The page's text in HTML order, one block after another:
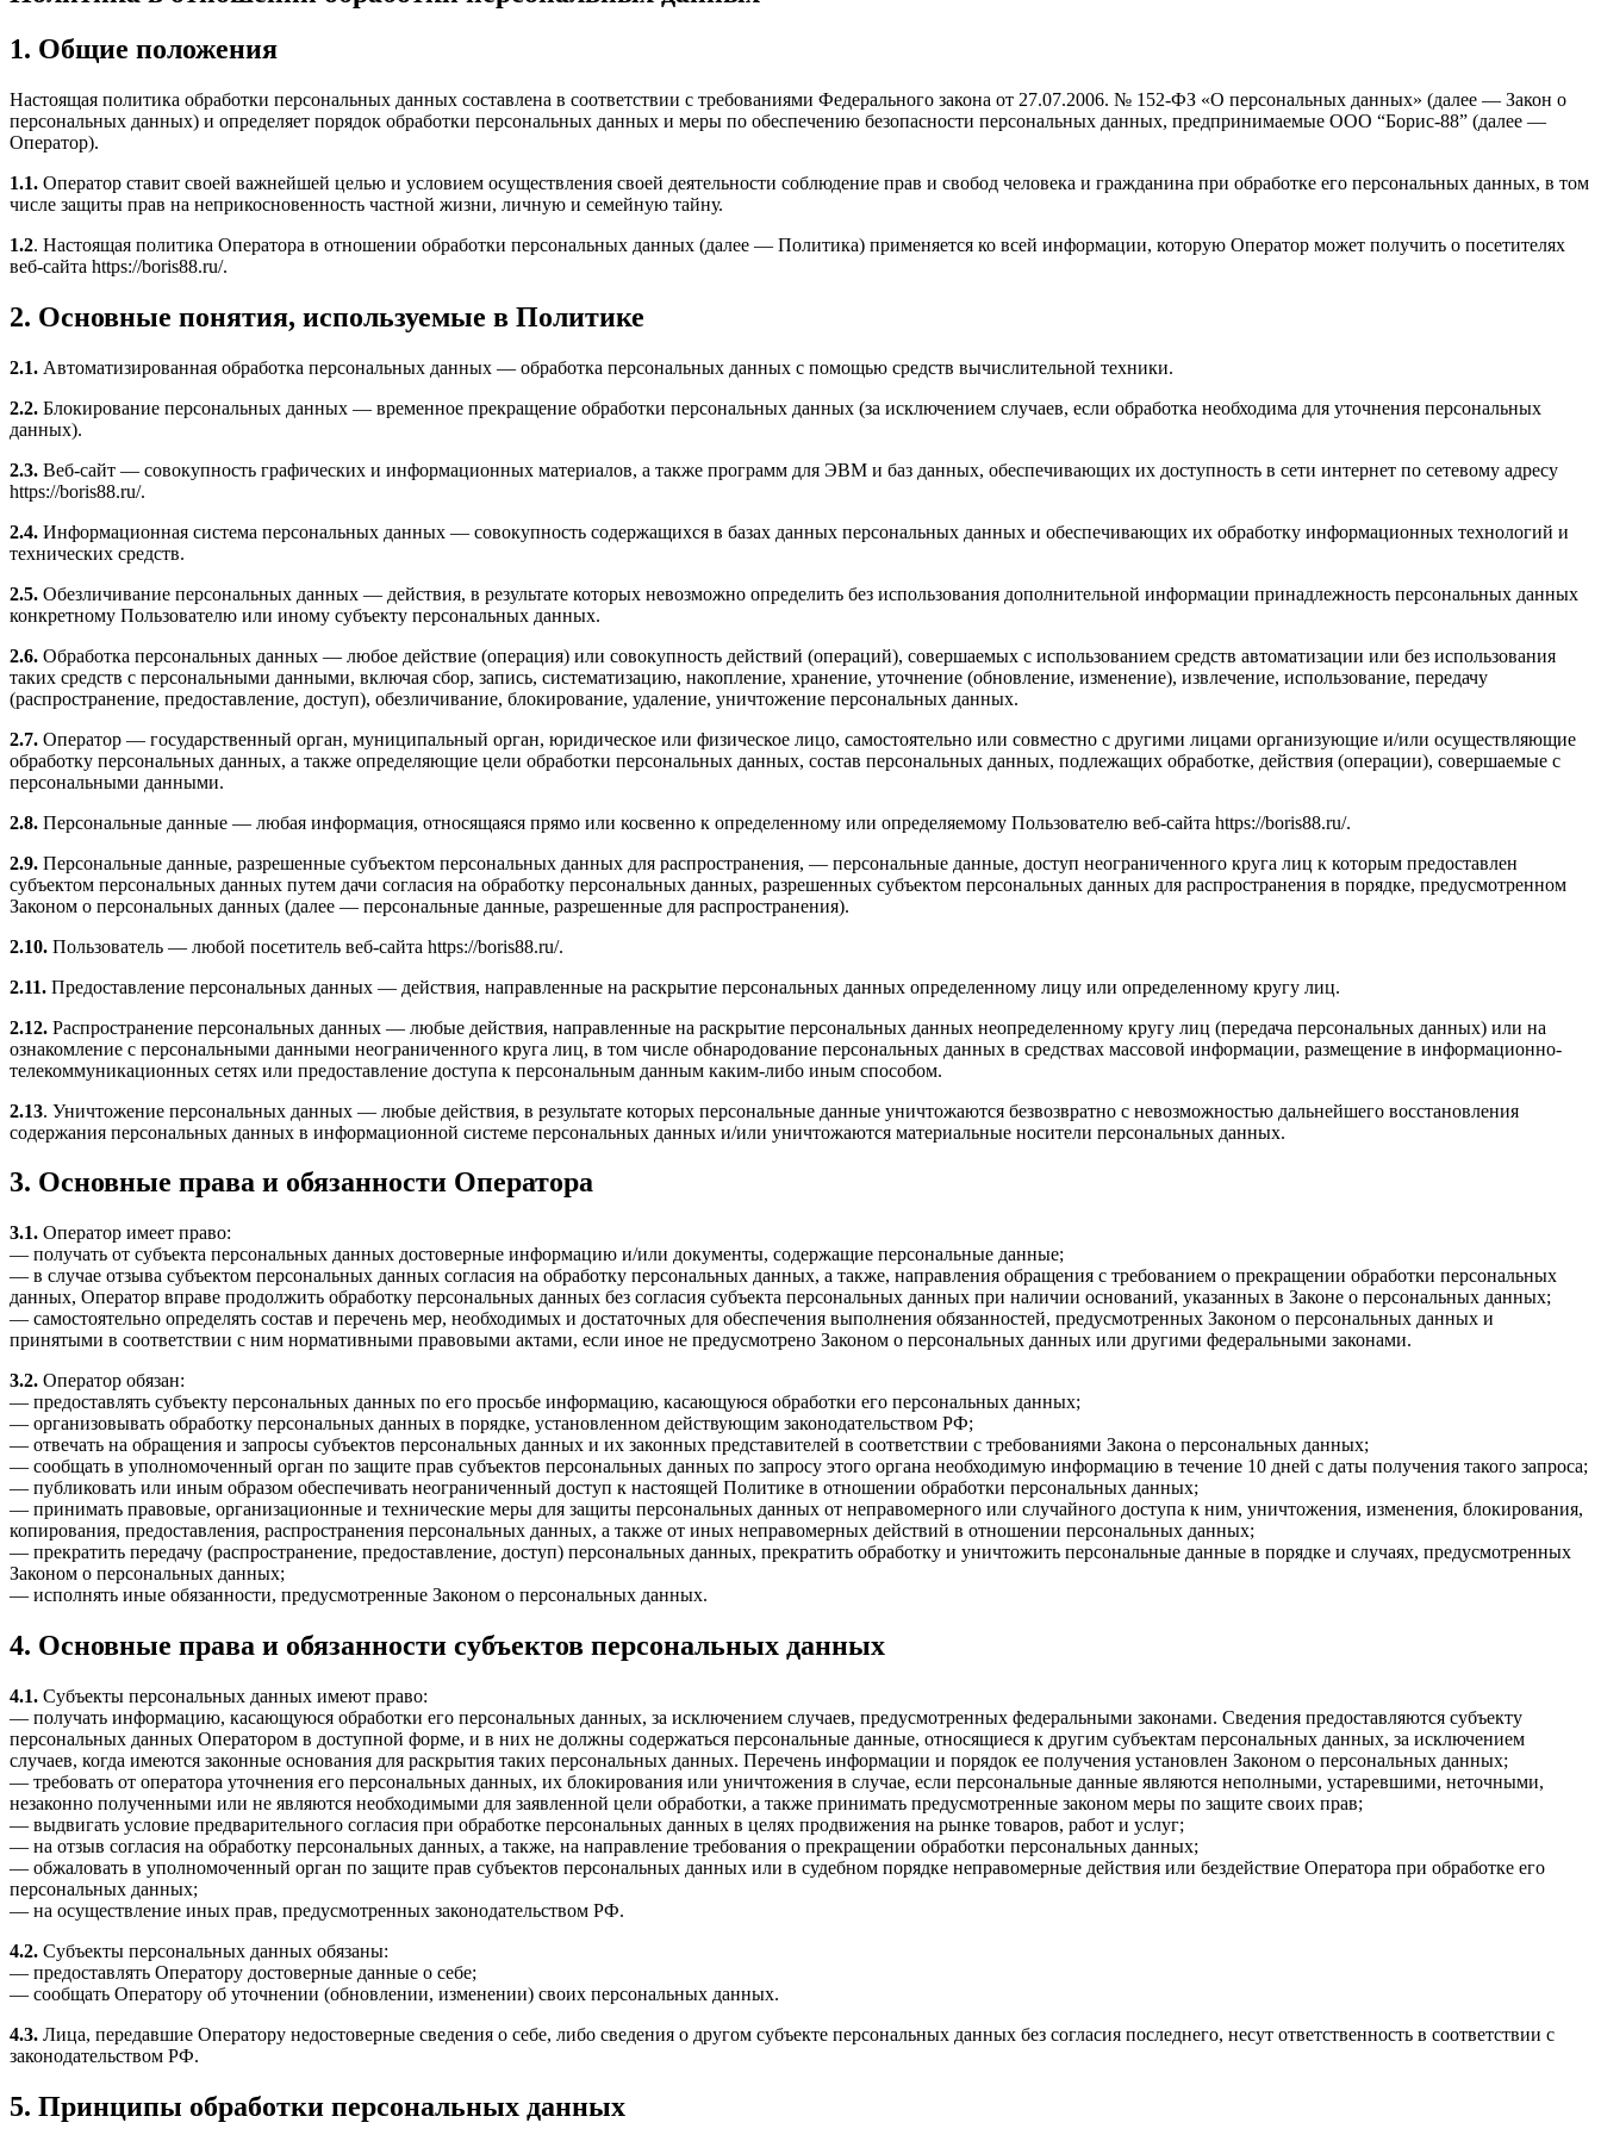
1. Общие положения
Настоящая политика обработки персональных данных составлена в соответствии с требованиями Федерального закона от 27.07.2006. № 152-ФЗ «О персональных данных» (далее — Закон о
персональных данных) и определяет порядок обработки персональных данных и меры по обеспечению безопасности персональных данных, предпринимаемые ООО “Борис-88” (далее —
Оператор).
1.1. Оператор ставит своей важнейшей целью и условием осуществления своей деятельности соблюдение прав и свобод человека и гражданина при обработке его персональных данных, в том
числе защиты прав на неприкосновенность частной жизни, личную и семейную тайну.
1.2. Настоящая политика Оператора в отношении обработки персональных данных (далее — Политика) применяется ко всей информации, которую Оператор может получить о посетителях
веб-сайта https://boris88.ru/.
2. Основные понятия, используемые в Политике
2.1. Автоматизированная обработка персональных данных — обработка персональных данных с помощью средств вычислительной техники.
2.2. Блокирование персональных данных — временное прекращение обработки персональных данных (за исключением случаев, если обработка необходима для уточнения персональных
данных).
2.3. Веб-сайт — совокупность графических и информационных материалов, а также программ для ЭВМ и баз данных, обеспечивающих их доступность в сети интернет по сетевому адресу
https://boris88.ru/.
2.4. Информационная система персональных данных — совокупность содержащихся в базах данных персональных данных и обеспечивающих их обработку информационных технологий и
технических средств.
2.5. Обезличивание персональных данных — действия, в результате которых невозможно определить без использования дополнительной информации принадлежность персональных данных
конкретному Пользователю или иному субъекту персональных данных.
2.6. Обработка персональных данных — любое действие (операция) или совокупность действий (операций), совершаемых с использованием средств автоматизации или без использования
таких средств с персональными данными, включая сбор, запись, систематизацию, накопление, хранение, уточнение (обновление, изменение), извлечение, использование, передачу
(распространение, предоставление, доступ), обезличивание, блокирование, удаление, уничтожение персональных данных.
2.7. Оператор — государственный орган, муниципальный орган, юридическое или физическое лицо, самостоятельно или совместно с другими лицами организующие и/или осуществляющие
обработку персональных данных, а также определяющие цели обработки персональных данных, состав персональных данных, подлежащих обработке, действия (операции), совершаемые с
персональными данными.
2.8. Персональные данные — любая информация, относящаяся прямо или косвенно к определенному или определяемому Пользователю веб-сайта https://boris88.ru/.
2.9. Персональные данные, разрешенные субъектом персональных данных для распространения, — персональные данные, доступ неограниченного круга лиц к которым предоставлен
субъектом персональных данных путем дачи согласия на обработку персональных данных, разрешенных субъектом персональных данных для распространения в порядке, предусмотренном
Законом о персональных данных (далее — персональные данные, разрешенные для распространения).
2.10. Пользователь — любой посетитель веб-сайта https://boris88.ru/.
2.11. Предоставление персональных данных — действия, направленные на раскрытие персональных данных определенному лицу или определенному кругу лиц.
2.12. Распространение персональных данных — любые действия, направленные на раскрытие персональных данных неопределенному кругу лиц (передача персональных данных) или на
ознакомление с персональными данными неограниченного круга лиц, в том числе обнародование персональных данных в средствах массовой информации, размещение в информационно-
телекоммуникационных сетях или предоставление доступа к персональным данным каким-либо иным способом.
2.13. Уничтожение персональных данных — любые действия, в результате которых персональные данные уничтожаются безвозвратно с невозможностью дальнейшего восстановления
содержания персональных данных в информационной системе персональных данных и/или уничтожаются материальные носители персональных данных.
3. Основные права и обязанности Оператора
3.1. Оператор имеет право:
— получать от субъекта персональных данных достоверные информацию и/или документы, содержащие персональные данные;
— в случае отзыва субъектом персональных данных согласия на обработку персональных данных, а также, направления обращения с требованием о прекращении обработки персональных
данных, Оператор вправе продолжить обработку персональных данных без согласия субъекта персональных данных при наличии оснований, указанных в Законе о персональных данных;
— самостоятельно определять состав и перечень мер, необходимых и достаточных для обеспечения выполнения обязанностей, предусмотренных Законом о персональных данных и
принятыми в соответствии с ним нормативными правовыми актами, если иное не предусмотрено Законом о персональных данных или другими федеральными законами.
3.2. Оператор обязан:
— предоставлять субъекту персональных данных по его просьбе информацию, касающуюся обработки его персональных данных;
— организовывать обработку персональных данных в порядке, установленном действующим законодательством РФ;
— отвечать на обращения и запросы субъектов персональных данных и их законных представителей в соответствии с требованиями Закона о персональных данных;
— сообщать в уполномоченный орган по защите прав субъектов персональных данных по запросу этого органа необходимую информацию в течение 10 дней с даты получения такого запроса;
— публиковать или иным образом обеспечивать неограниченный доступ к настоящей Политике в отношении обработки персональных данных;
— принимать правовые, организационные и технические меры для защиты персональных данных от неправомерного или случайного доступа к ним, уничтожения, изменения, блокирования,
копирования, предоставления, распространения персональных данных, а также от иных неправомерных действий в отношении персональных данных;
— прекратить передачу (распространение, предоставление, доступ) персональных данных, прекратить обработку и уничтожить персональные данные в порядке и случаях, предусмотренных
Законом о персональных данных;
— исполнять иные обязанности, предусмотренные Законом о персональных данных.
4. Основные права и обязанности субъектов персональных данных
4.1. Субъекты персональных данных имеют право:
— получать информацию, касающуюся обработки его персональных данных, за исключением случаев, предусмотренных федеральными законами. Сведения предоставляются субъекту
персональных данных Оператором в доступной форме, и в них не должны содержаться персональные данные, относящиеся к другим субъектам персональных данных, за исключением
случаев, когда имеются законные основания для раскрытия таких персональных данных. Перечень информации и порядок ее получения установлен Законом о персональных данных;
— требовать от оператора уточнения его персональных данных, их блокирования или уничтожения в случае, если персональные данные являются неполными, устаревшими, неточными,
незаконно полученными или не являются необходимыми для заявленной цели обработки, а также принимать предусмотренные законом меры по защите своих прав;
— выдвигать условие предварительного согласия при обработке персональных данных в целях продвижения на рынке товаров, работ и услуг;
— на отзыв согласия на обработку персональных данных, а также, на направление требования о прекращении обработки персональных данных;
— обжаловать в уполномоченный орган по защите прав субъектов персональных данных или в судебном порядке неправомерные действия или бездействие Оператора при обработке его
персональных данных;
— на осуществление иных прав, предусмотренных законодательством РФ.
4.2. Субъекты персональных данных обязаны:
— предоставлять Оператору достоверные данные о себе;
— сообщать Оператору об уточнении (обновлении, изменении) своих персональных данных.
4.3. Лица, передавшие Оператору недостоверные сведения о себе, либо сведения о другом субъекте персональных данных без согласия последнего, несут ответственность в соответствии с
законодательством РФ.
5. Принципы обработки персональных данных